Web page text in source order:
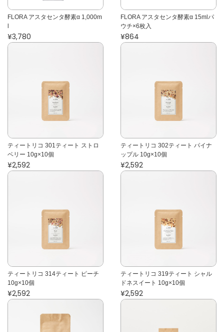
FLORA アスタセンタ酵素α 1,000m
¥3,780
FLORA アスタセンタ酵素α 15mlパ
ウチ×6枚入
¥864
ティートリコ 301ティート ストロ
ベリー 10g×10個
¥2,592
ティートリコ 302ティート パイナ
ップル 10g×10個
¥2,592
ティートリコ 314ティート ピーチ
10g×10個
¥2,592
ティートリコ 319ティート シャル
ドネスイート 10g×10個
¥2,592